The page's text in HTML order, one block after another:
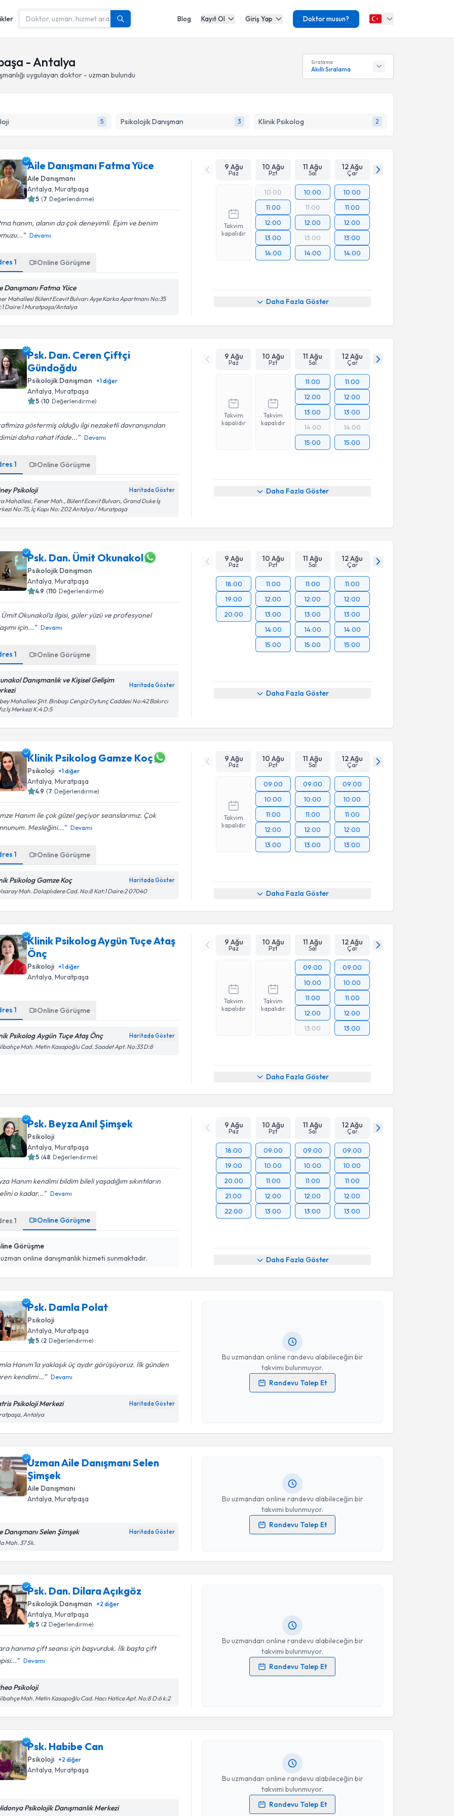
Blog Kayıt Ol Giriş Yap Doktor musun?
- Antalya
uygulayan doktor - uzman bulundu
Sıralama
Akıllı Sıralama
5 Psikolojik Danışman 3 Klinik Psikolog 2
Aile Danışmanı Fatma Yüce
Aile Danışmanı
Antalya, Muratpaşa
5 (7 Değerlendirme)
hanım, alanın da çok deneyimli. Eşim ve benim
Devamı
1 Online Görüşme
Danışmanı Fatma Yüce
Mahallesi Bülent Ecevit Bulvarı Ayşe Karka Apartmanı No:35
Daire:1 Muratpaşa/Antalya
9 Ağu
Paz
10 Ağu
Pzt
11 Ağu
Sal
12 Ağu
Çar
Takvim
kapalıdır
10:00
11:00
12:00
13:00
14:00
10:00
11:00
12:00
13:00
14:00
10:00
11:00
12:00
13:00
14:00
Daha Fazla Göster
Psk. Dan. Ceren Çiftçi
Gündoğdu
Psikolojik Danışman +1diğer
Antalya, Muratpaşa
5 (10 Değerlendirme)
göstermiş olduğu ilgi nezaketli davranışından
daha rahat ifade...
Devamı
1 Online Görüşme
Psikoloji Haritada Göster
Mahallesi, Fener Mah., Bülent Ecevit Bulvarı, Grand Duke İş
No:75, İç Kapı No: Z02 Antalya / Muratpaşa
9 Ağu
Paz
10 Ağu
Pzt
11 Ağu
Sal
12 Ağu
Çar
Takvim
kapalıdır
Takvim
kapalıdır
11:00
12:00
13:00
14:00
15:00
11:00
12:00
13:00
14:00
15:00
Daha Fazla Göster
Psk. Dan. Ümit Okunakol
Psikolojik Danışman
Antalya, Muratpaşa
4.9 (110 Değerlendirme)
Okunakol’a ilgisi, güler yüzü ve profesyonel
için...
Devamı
1 Online Görüşme
Danışmanlık ve Kişisel Gelişim
Haritada Göster
Mahallesi Şht. Binbaşı Cengiz Oytunç Caddesi No:42 Bakırcı
İş Merkezi K:4 D:5
9 Ağu
Paz
10 Ağu
Pzt
11 Ağu
Sal
12 Ağu
Çar
18:00
19:00
20:00
11:00
12:00
13:00
14:00
15:00
11:00
12:00
13:00
14:00
15:00
11:00
12:00
13:00
14:00
15:00
Daha Fazla Göster
Klinik Psikolog Gamze Koç
Psikoloji +1diğer
Antalya, Muratpaşa
4.9 (7 Değerlendirme)
Hanım ile çok güzel geçiyor seanslarımız. Çok
Mesleğini...
Devamı
1 Online Görüşme
Psikolog Gamze Koç Haritada Göster
Mah. Dolaplıdere Cad. No:8 Kat:1 Daire:2 07040
9 Ağu
Paz
10 Ağu
Pzt
11 Ağu
Sal
12 Ağu
Çar
Takvim
kapalıdır
09:00
10:00
11:00
12:00
13:00
09:00
10:00
11:00
12:00
13:00
09:00
10:00
11:00
12:00
13:00
Daha Fazla Göster
Klinik Psikolog Aygün Tuçe Ataş
Önç
Psikoloji +1diğer
Antalya , Muratpaşa
1 Online Görüşme
Psikolog Aygün Tuçe Ataş Önç Haritada Göster
Mah. Metin Kasapoğlu Cad. Saadet Apt. No:33 D:8
9 Ağu
Paz
10 Ağu
Pzt
11 Ağu
Sal
12 Ağu
Çar
Takvim
kapalıdır
Takvim
kapalıdır
09:00
10:00
11:00
12:00
13:00
09:00
10:00
11:00
12:00
13:00
Daha Fazla Göster
Psk. Beyza Anıl Şimşek
Psikoloji
Antalya, Muratpaşa
5 (48 Değerlendirme)
Hanım kendimi bildim bileli yaşadığım sıkıntıların
o kadar...
Devamı
1 Online Görüşme
Görüşme
online danışmanlık hizmeti sunmaktadır.
9 Ağu
Paz
10 Ağu
Pzt
11 Ağu
Sal
12 Ağu
Çar
18:00
19:00
20:00
21:00
22:00
09:00
10:00
11:00
12:00
13:00
09:00
10:00
11:00
12:00
13:00
09:00
10:00
11:00
12:00
13:00
Daha Fazla Göster
Psk. Damla Polat
Psikoloji
Antalya, Muratpaşa
5 (2 Değerlendirme)
Hanım’la yaklaşık üç aydır görüşüyoruz. İlk günden
kendimi...
Devamı
Psikoloji Merkezi Haritada Göster
Antalya
Bu uzmandan online randevu alabileceğin bir
takvimi bulunmuyor.
Randevu Talep Et
Randevu Takvimi Talebi
Psk. Damla Polat
Kişisel verilerimin işlenmesine ilişkinAydınlatma Metni
Takvim Talebini Gönder
Uzman Aile Danışmanı Selen
Şimşek
Aile Danışmanı
Antalya, Muratpaşa
Danışmanı Selen Şimşek Haritada Göster
Mah. 37 Sk.
Bu uzmandan online randevu alabileceğin bir
takvimi bulunmuyor.
Randevu Talep Et
Uzman Aile Danışmanı Selen Şimşekiçin randevu takvimi
talebi oluşturun. Size bu uzmandan randevu almanız için bir
Kişisel verilerimin işlenmesine ilişkinAydınlatma Metni
Psk. Dan. Dilara Açıkgöz
Psikolojik Danışman +2 diğer
Antalya, Muratpaşa
5 (2 Değerlendirme)
hanıma çift seansı için başvurduk. İlk başta çift
Devamı
Psikoloji
Mah. Metin Kasapoğlu Cad. Hacı Hatice Apt. No:8 D:6 k:2
Bu uzmandan online randevu alabileceğin bir
takvimi bulunmuyor.
Randevu Talep Et
Randevu Takvimi Talebi
Psk. Dan. Dilara Açıkgöz
Kişisel verilerimin işlenmesine ilişkinAydınlatma Metni
Takvim Talebini Gönder
Psk. Habibe Can
Psikoloji +2 diğer
Antalya, Muratpaşa
Psikolojik Danışmanlık Merkezi
Bu uzmandan online randevu alabileceğin bir
takvimi bulunmuyor.
Randevu Talep Et